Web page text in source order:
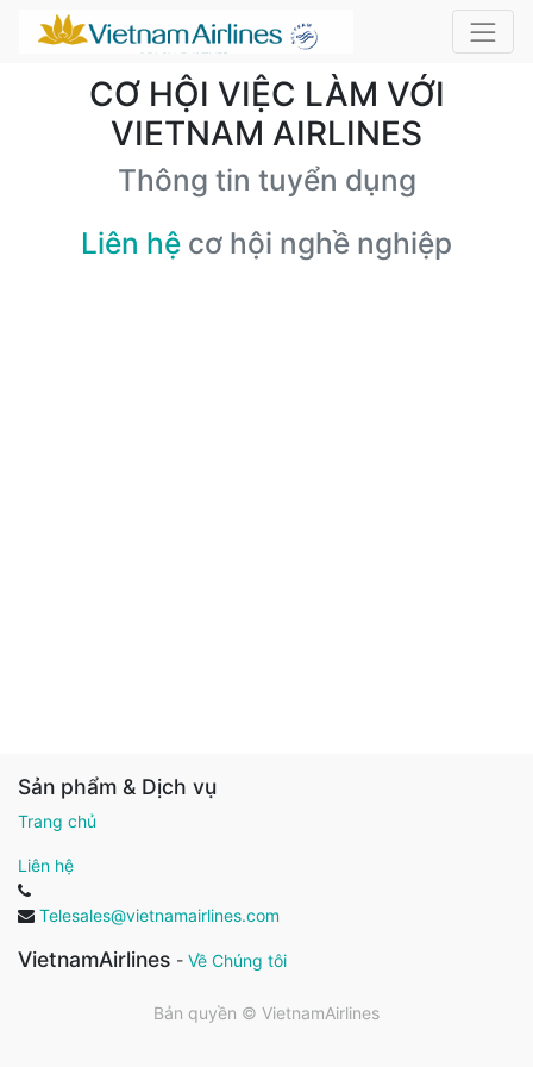
CƠ HỘI VIỆC LÀM VỚI
VIETNAM AIRLINES
Thông tin tuyển dụng
Liên hệ cơ hội nghề nghiệp
Sản phẩm & Dịch vụ
Trang chủ
Liên hệ
Telesales@vietnamairlines.com
VietnamAirlines - Về Chúng tôi
Bản quyền © VietnamAirlines